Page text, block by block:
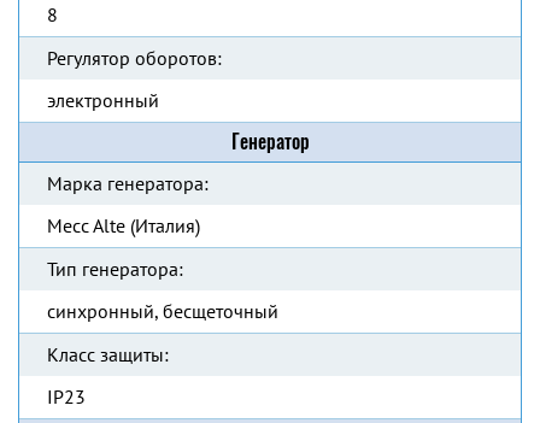
8
Регулятор оборотов:
электронный
Генератор
Марка генератора:
Mecc Alte (Италия)
Тип генератора:
синхронный, бесщеточный
Класс защиты:
IP23